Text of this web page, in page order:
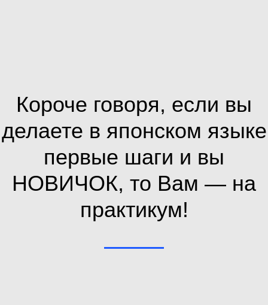
Короче говоря, если вы
делаете в японском языке
первые шаги и вы
НОВИЧОК, то Вам — на
практикум!